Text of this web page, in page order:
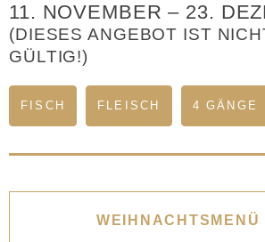
11. NOVEMBER – 23.
(DIESES ANGEBOT IST
GÜLTIG!)
FISCH FLEISCH 4 GÄNGE
WEIHNACHTSMENÜ